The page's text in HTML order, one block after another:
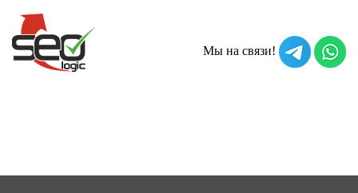
Мы на связи!